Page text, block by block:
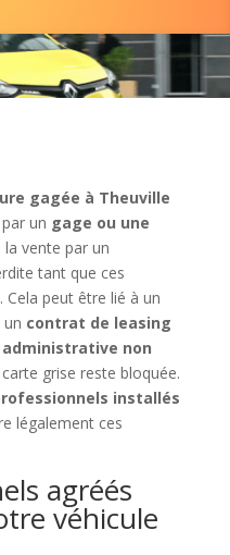
gagée à Theuville
un gage ou une
la vente par un
tant que ces
peut être lié à un
un contrat de leasing
non
grise reste bloquée.
installés
légalement ces
agréés
véhicule